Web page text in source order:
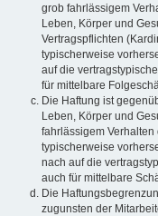
grob fahrlässigem
Leben, Körper und
Vertragspflichten
typischerweise
auf die
für mittelbare
Die Haftung ist
Leben, Körper und
fahrlässigem
typischerweise
nach auf die
auch für mittelbare
Die
zugunsten der